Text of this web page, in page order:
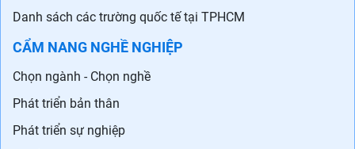
Danh sách các trường quốc tế tại TPHCM
CẨM NANG NGHỀ NGHIỆP
Chọn ngành - Chọn nghề
Phát triển bản thân
Phát triển sự nghiệp